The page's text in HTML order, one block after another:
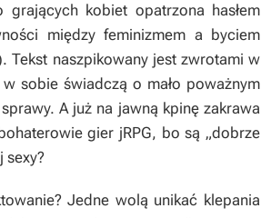
kobiet opatrzona hasłem
między feminizmem a byciem
Tekst naszpikowany jest zwrotami w
sobie świadczą o mało poważnym
A już na jawną kpinę zakrawa
gier jRPG, bo są „dobrze
sexy?
Jedne wolą unikać klepania